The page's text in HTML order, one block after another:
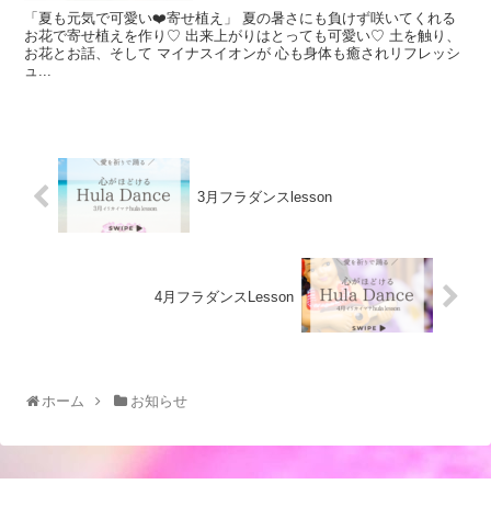
「夏も元気で可愛い❤️寄せ植え」 夏の暑さにも負けず咲いてくれる
お花で寄せ植えを作り♡ 出来上がりはとっても可愛い♡ 土を触り、
お花とお話、そして マイナスイオンが 心も身体も癒されリフレッシ
ュ...
3月フラダンスlesson
4月フラダンスLesson
ホーム お知らせ